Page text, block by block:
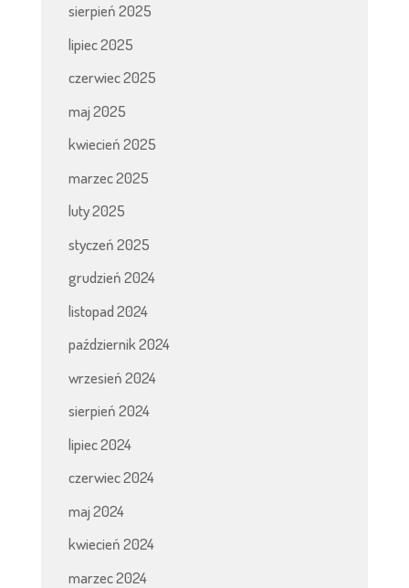
sierpień 2025
lipiec 2025
czerwiec 2025
maj 2025
kwiecień 2025
marzec 2025
luty 2025
styczeń 2025
grudzień 2024
listopad 2024
październik 2024
wrzesień 2024
sierpień 2024
lipiec 2024
czerwiec 2024
maj 2024
kwiecień 2024
marzec 2024